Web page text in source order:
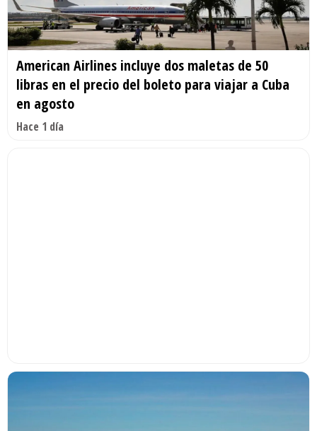
American Airlines incluye dos maletas de 50
libras en el precio del boleto para viajar a Cuba
en agosto
Hace 1 día